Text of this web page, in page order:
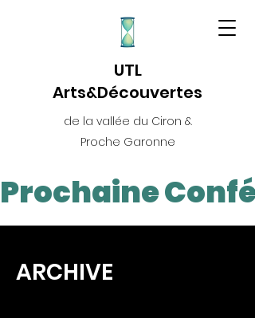
UTL
Arts&Découvertes
de la vallée du Ciron &
Proche Garonne
Prochaine
ARCHIVE